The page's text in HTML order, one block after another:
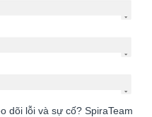
dõi lỗi và sự cố? SpiraTeam